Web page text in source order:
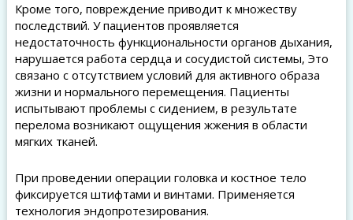
Кроме того, повреждение приводит к множеству
последствий. У пациентов проявляется
недостаточность функциональности органов дыхания,
нарушается работа сердца и сосудистой системы, Это
связано с отсутствием условий для активного образа
жизни и нормального перемещения. Пациенты
испытывают проблемы с сидением, в результате
перелома возникают ощущения жжения в области
мягких тканей.
При проведении операции головка и костное тело
фиксируется штифтами и винтами. Применяется
технология эндопротезирования.